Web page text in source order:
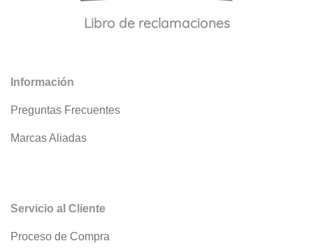
Libro de reclamaciones
Información
Preguntas Frecuentes
Marcas Aliadas
Servicio al Cliente
Proceso de Compra